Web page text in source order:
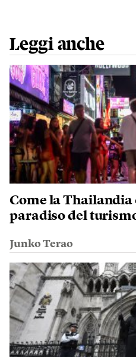
Leggi anche
Come la Thailandia
paradiso del
Junko Terao